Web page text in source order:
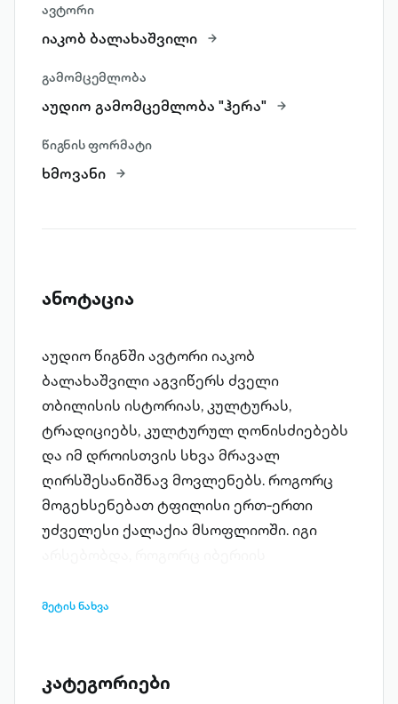
ავტორი
იაკობ ბალახაშვილი
გამომცემლობა
აუდიო გამომცემლობა "ჰერა"
წიგნის ფორმატი
ხმოვანი
ანოტაცია
აუდიო წიგნში ავტორი იაკობ
ბალახაშვილი აგვიწერს ძველი
თბილისის ისტორიას, კულტურას,
ტრადიციებს, კულტურულ ღონისძიებებს
და იმ დროისთვის სხვა მრავალ
ღირსშესანიშნავ მოვლენებს. როგორც
მოგეხსენებათ ტფილისი ერთ-ერთი
უძველესი ქალაქია მსოფლიოში. იგი
ძველ ქართულ და უცხოურ
V საუკუნის შუახანებში ქართლის მეფე
მეტის ნახვა
კატეგორიები